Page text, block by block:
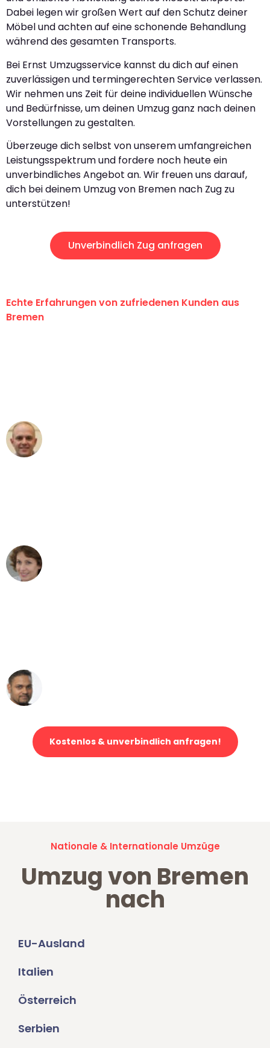
Dabei legen wir großen Wert auf den Schutz deiner
Möbel und achten auf eine schonende Behandlung
während des gesamten Transports.
Bei Ernst Umzugsservice kannst du dich auf einen
zuverlässigen und termingerechten Service verlassen.
Wir nehmen uns Zeit für deine individuellen Wünsche
und Bedürfnisse, um deinen Umzug ganz nach deinen
Vorstellungen zu gestalten.
Überzeuge dich selbst von unserem umfangreichen
Leistungsspektrum und fordere noch heute ein
unverbindliches Angebot an. Wir freuen uns darauf,
dich bei deinem Umzug von Bremen nach Zug zu
unterstützen!
Unverbindlich Zug anfragen
Echte Erfahrungen von zufriedenen Kunden aus
Bremen
Kostenlos & unverbindlich anfragen!
Nationale & Internationale Umzüge
Umzug von Bremen
nach
EU-Ausland
Italien
Österreich
Serbien